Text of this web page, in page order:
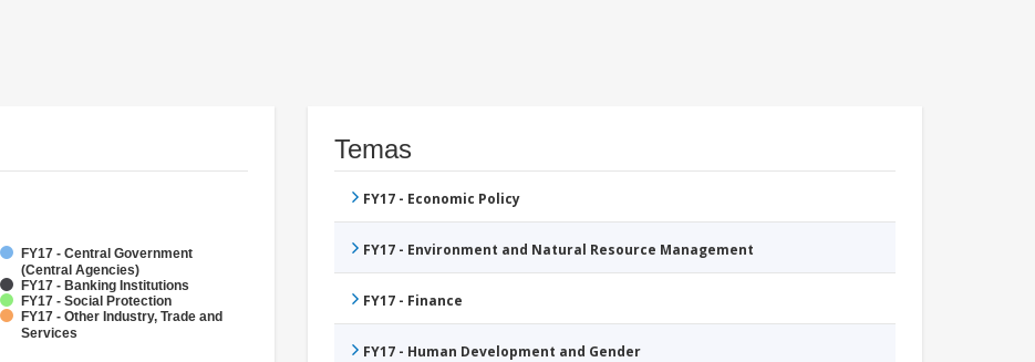
FY17 - Central Government
(Central Agencies)
FY17 - Banking Institutions
FY17 - Social Protection
FY17 - Other Industry, Trade and
Services
Temas
FY17 - Economic Policy
FY17 - Environment and Natural Resource Management
FY17 - Finance
FY17 - Human Development and Gender